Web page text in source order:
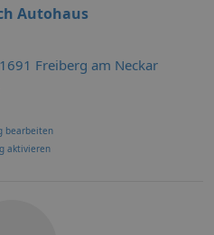
Autohaus
Freiberg am Neckar
bearbeiten
aktivieren